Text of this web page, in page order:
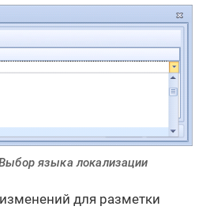
языка локализации
для разметки